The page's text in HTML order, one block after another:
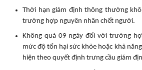
Thời hạn giám định thông thường
trường hợp nguyên nhân chết người.
Không quá 09 ngày đối với trường
mức độ tổn hại sức khỏe hoặc khả
hiện theo quyết định trưng cầu giám